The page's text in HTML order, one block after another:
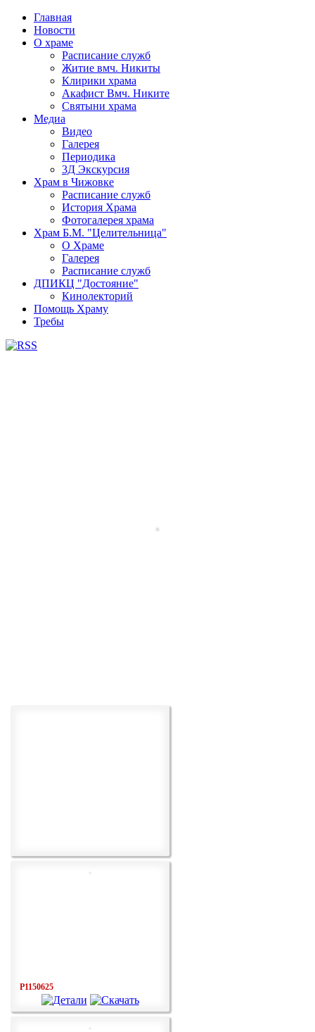
Главная
Новости
О храме
Расписание служб
Житие вмч. Никиты
Клирики храма
Акафист Вмч. Никите
Святыни храма
Медиа
Видео
Галерея
Периодика
3Д Экскурсия
Храм в Чижовке
Расписание служб
История Храма
Фотогалерея храма
Храм Б.М. "Целительница"
О Храме
Галерея
Расписание служб
ДПИКЦ "Достояние"
Кинолекторий
Помощь Храму
Требы
P1150625